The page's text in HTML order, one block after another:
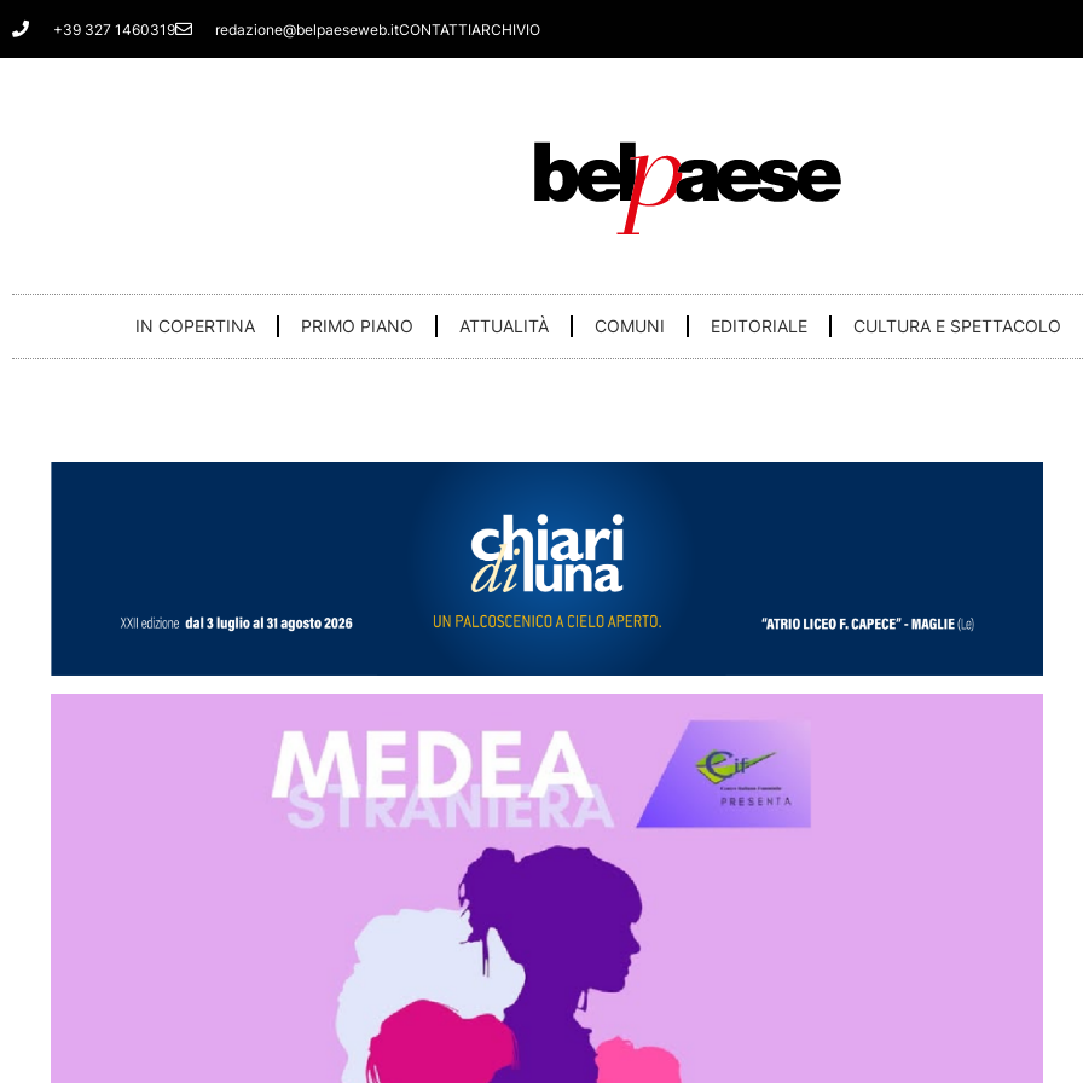
Vai
al
+39 327 1460319 redazione@belpaeseweb.itCONTATTIARCHIVIO
IN COPERTINA PRIMO PIANO ATTUALITÀ COMUNI EDITORIALE CULTURA E SPETTACOLO